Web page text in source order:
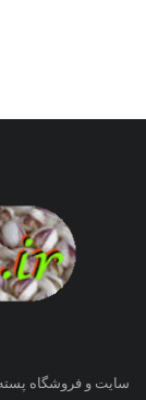
سایت و فروشگاه